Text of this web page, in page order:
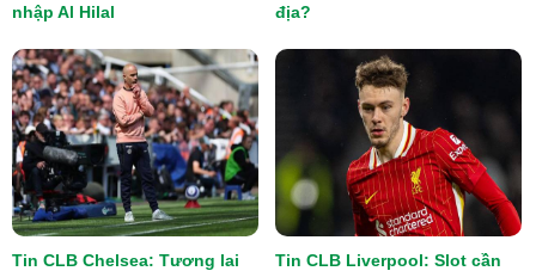
nhập Al Hilal
địa?
Tin CLB Chelsea: Tương lai
Tin CLB Liverpool: Slot cần